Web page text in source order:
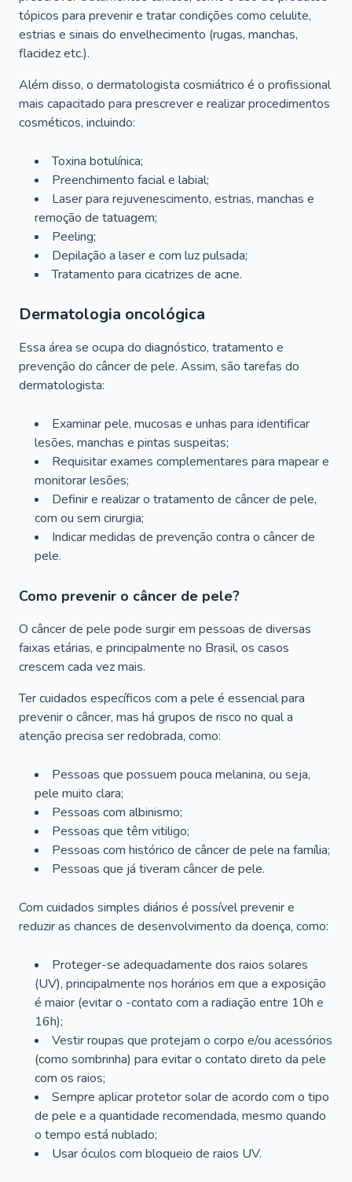
tópicos para prevenir e tratar condições como celulite,
estrias e sinais do envelhecimento (rugas, manchas,
flacidez etc.).
Além disso, o dermatologista cosmiátrico é o profissional
mais capacitado para prescrever e realizar procedimentos
cosméticos, incluindo:
Toxina botulínica;
Preenchimento facial e labial;
Laser para rejuvenescimento, estrias, manchas e
remoção de tatuagem;
Peeling;
Depilação a laser e com luz pulsada;
Tratamento para cicatrizes de acne.
Dermatologia oncológica
Essa área se ocupa do diagnóstico, tratamento e
prevenção do câncer de pele. Assim, são tarefas do
dermatologista:
Examinar pele, mucosas e unhas para identificar
lesões, manchas e pintas suspeitas;
Requisitar exames complementares para mapear e
monitorar lesões;
Definir e realizar o tratamento de câncer de pele,
com ou sem cirurgia;
Indicar medidas de prevenção contra o câncer de
pele.
Como prevenir o câncer de pele?
O câncer de pele pode surgir em pessoas de diversas
faixas etárias, e principalmente no Brasil, os casos
crescem cada vez mais.
Ter cuidados específicos com a pele é essencial para
prevenir o câncer, mas há grupos de risco no qual a
atenção precisa ser redobrada, como:
Pessoas que possuem pouca melanina, ou seja,
pele muito clara;
Pessoas com albinismo;
Pessoas que têm vitiligo;
Pessoas com histórico de câncer de pele na família;
Pessoas que já tiveram câncer de pele.
Com cuidados simples diários é possível prevenir e
reduzir as chances de desenvolvimento da doença, como:
Proteger-se adequadamente dos raios solares
(UV), principalmente nos horários em que a exposição
é maior (evitar o -contato com a radiação entre 10h e
16h);
Vestir roupas que protejam o corpo e/ou acessórios
(como sombrinha) para evitar o contato direto da pele
com os raios;
Sempre aplicar protetor solar de acordo com o tipo
de pele e a quantidade recomendada, mesmo quando
o tempo está nublado;
Usar óculos com bloqueio de raios UV.